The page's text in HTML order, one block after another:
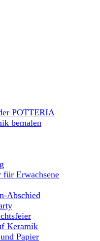
POTTERIA
bemalen
für Erwachsene
Abschied
Keramik
Papier